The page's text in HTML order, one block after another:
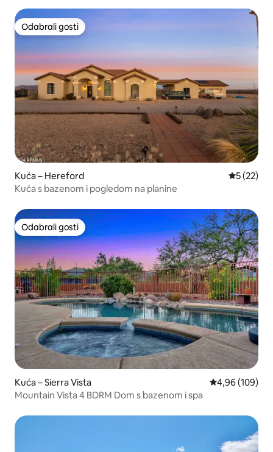
Odabrali gosti
Odabrali gosti
Kuća – Hereford Prosječna
5 (22)
Kuća s bazenom i pogledom na planine
Odabrali gosti
Odabrali gosti
Kuća – Sierra Vista Prosječna
4,96 (109)
Mountain Vista 4 BDRM Dom s bazenom i spa